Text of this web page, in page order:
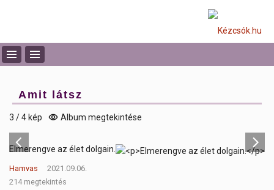
Amit látsz
3 / 4 kép Album megtekintése
Elmerengve az élet dolgain.
Hamvas
2021.09.06.
214 megtekintés